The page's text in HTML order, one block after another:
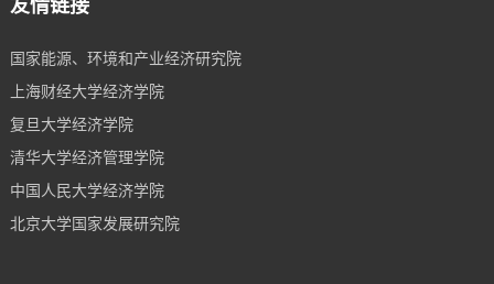
国家能源、环境和产业经济研究院
上海财经大学经济学院
复旦大学经济学院
清华大学经济管理学院
中国人民大学经济学院
北京大学国家发展研究院